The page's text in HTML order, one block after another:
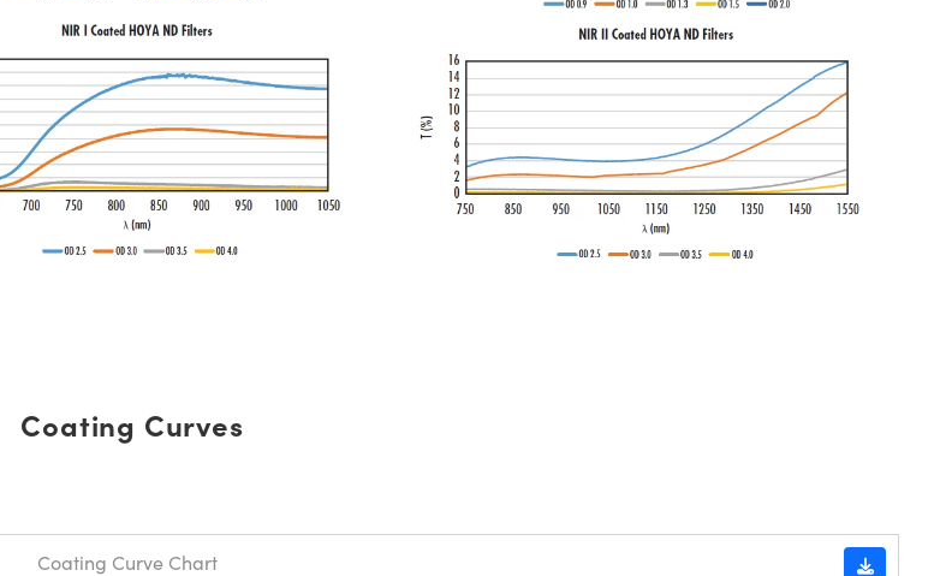
Coating Curves
Coating Curve Chart